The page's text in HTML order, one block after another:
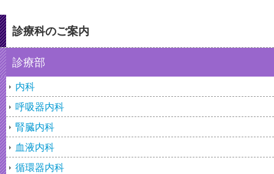
診療科のご案内
診療部
内科
呼吸器内科
腎臓内科
血液内科
循環器内科